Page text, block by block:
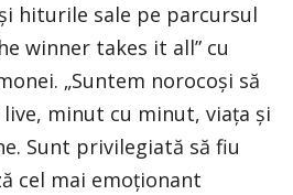
hiturile sale pe parcursul
winner takes it all” cu
„Suntem norocoşi să
minut cu minut, viaţa şi
Sunt privilegiată să fiu
cel mai emoţionant